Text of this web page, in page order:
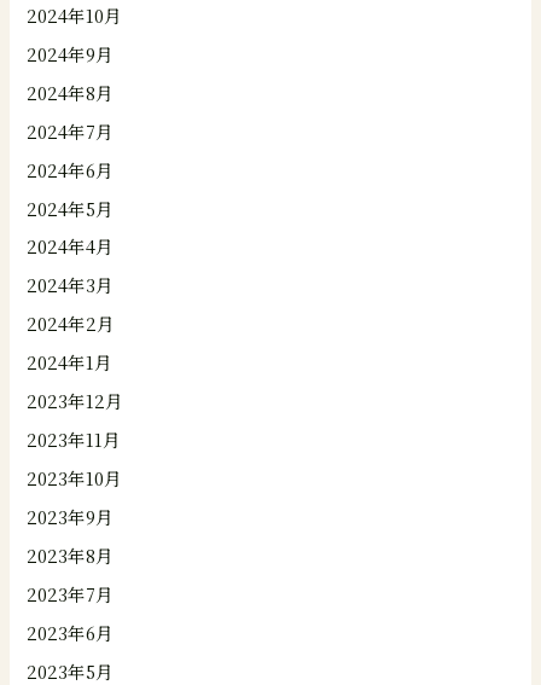
2024年10月
2024年9月
2024年8月
2024年7月
2024年6月
2024年5月
2024年4月
2024年3月
2024年2月
2024年1月
2023年12月
2023年11月
2023年10月
2023年9月
2023年8月
2023年7月
2023年6月
2023年5月